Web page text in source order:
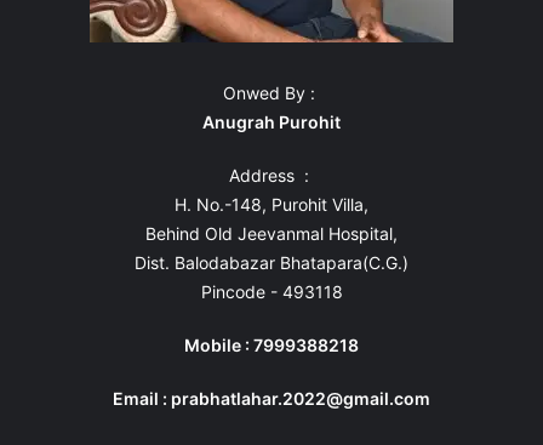
Onwed By :
Anugrah Purohit
Address :
H. No.-148, Purohit Villa,
Behind Old Jeevanmal Hospital,
Dist. Balodabazar Bhatapara(C.G.)
Pincode - 493118
Mobile : 7999388218
Email : prabhatlahar.2022@gmail.com